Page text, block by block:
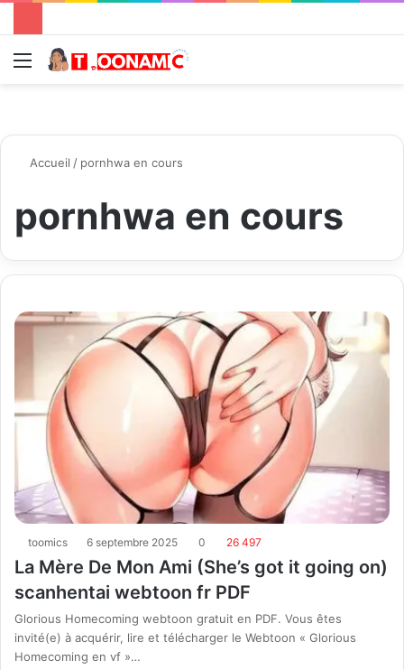
Menu
Accueil / pornhwa en cours
pornhwa en cours
toomics 6 septembre 2025 0 26 497
La Mère De Mon Ami (She’s got it going on)
scanhentai webtoon fr PDF
Glorious Homecoming webtoon gratuit en PDF. Vous êtes
invité(e) à acquérir, lire et télécharger le Webtoon « Glorious
Homecoming en vf »…